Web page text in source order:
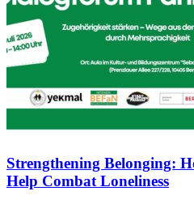
Strengthening Belonging:
Help Combat Loneliness